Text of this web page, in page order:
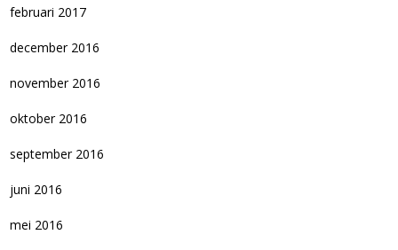
februari 2017
december 2016
november 2016
oktober 2016
september 2016
juni 2016
mei 2016